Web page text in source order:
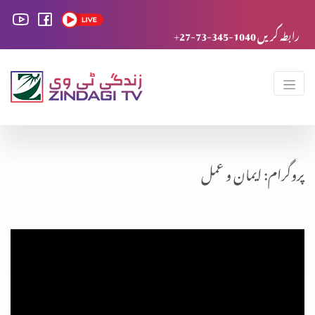
+27-73-345-1040 رابطہ کریں
پروگرام: ایمان و عمل